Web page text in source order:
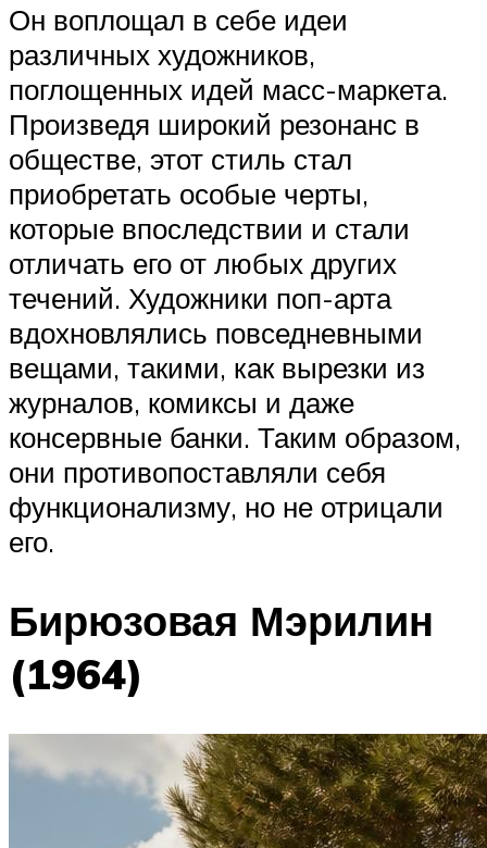
Он воплощал в себе идеи
различных художников,
поглощенных идей масс-маркета.
Произведя широкий резонанс в
обществе, этот стиль стал
приобретать особые черты,
которые впоследствии и стали
отличать его от любых других
течений. Художники поп-арта
вдохновлялись повседневными
вещами, такими, как вырезки из
журналов, комиксы и даже
консервные банки. Таким образом,
они противопоставляли себя
функционализму, но не отрицали
его.
Бирюзовая Мэрилин
(1964)